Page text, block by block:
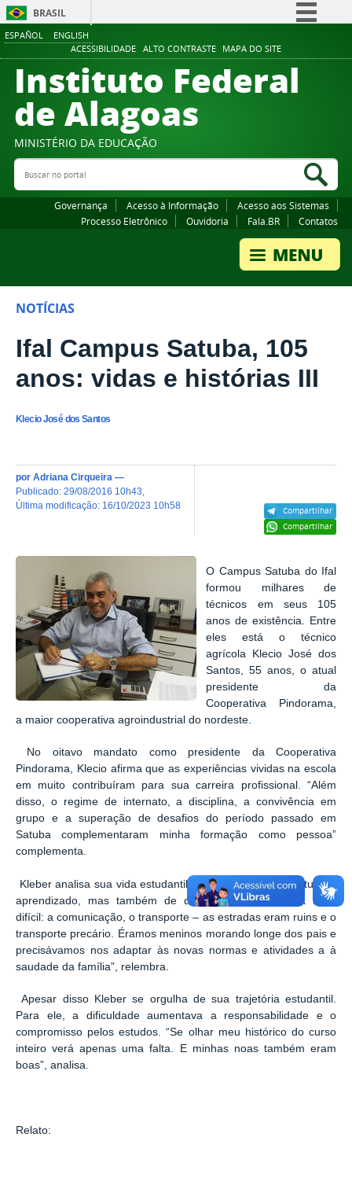
ESPAÑOL ENGLISH
ACESSIBILIDADE ALTO CONTRASTE MAPA DO SITE
BRASIL
Comunica BR
Participe
Canais
Instituto Federal
de Alagoas
MINISTÉRIO DA EDUCAÇÃO
Buscar no portal
Governança Acesso à Informação
Acesso aos Sistemas
Processo Eletrônico
Ouvidoria Fala.BR Contatos
NOTÍCIAS
Ifal Campus Satuba, 105
anos: vidas e histórias III
Klecio José dos Santos
Compartilhar
Compartilhar
por Adriana Cirqueira —
publicado: 29/08/2016 10h43
última modificação: 16/10/2023 10h58
O Campus Satuba do Ifal
formou milhares de
técnicos em seus 105
anos de existência. Entre
eles está o técnico
agrícola Klecio José dos
Santos, 55 anos,o atual
presidente da
Cooperativa Pindorama,
a maior cooperativa agroindustrial do nordeste.
No oitavo mandato como presidente da Cooperativa
Pindorama, Klecio afirma que as experiências vividas na escola
em muito contribuíram para sua carreira profissional. “Além
disso, o regime de internato, a disciplina, a convivência em
grupo e a superação de desafios do período passado em
Satuba complementaram minha formação como pessoa”
complementa.
Kleber analisa sua vida estudantil com uma época de estudo e
aprendizado, mas também de dificuldades. “Tudo era mais
difícil: a comunicação, o transporte – as estradas eram ruins e o
transporte precário. Éramos meninos morando longe dos pais e
precisávamos nos adaptar às novas normas e atividades a à
saudade da família”, relembra.
Apesar disso Kleber se orgulha de sua trajetória estudantil.
Para ele, a dificuldade aumentava a responsabilidade e o
compromisso pelos estudos. “Se olhar meu histórico do curso
inteiro verá apenas uma falta. E minhas noas também eram
boas”, analisa.
Relato: